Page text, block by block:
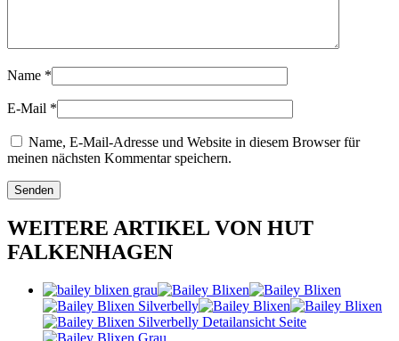
Name *
E-Mail *
Name, E-Mail-Adresse und Website in diesem Browser für
meinen nächsten Kommentar speichern.
WEITERE ARTIKEL VON HUT
FALKENHAGEN